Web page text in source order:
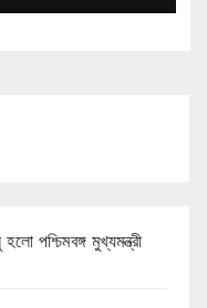
মুখ্যমন্ত্রী